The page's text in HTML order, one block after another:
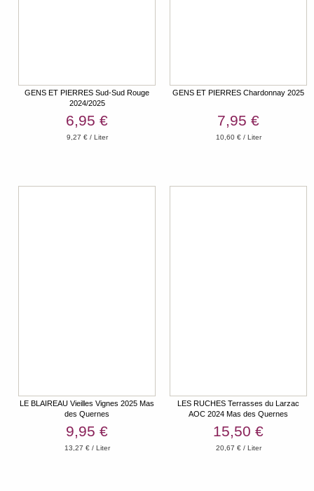
GENS ET PIERRES Sud-Sud Rouge
2024/2025
6,95 €
9,27 € / Liter
GENS ET PIERRES Chardonnay 2025
7,95 €
10,60 € / Liter
LE BLAIREAU Vieilles Vignes 2025 Mas
des Quernes
9,95 €
13,27 € / Liter
LES RUCHES Terrasses du Larzac
AOC 2024 Mas des Quernes
15,50 €
20,67 € / Liter